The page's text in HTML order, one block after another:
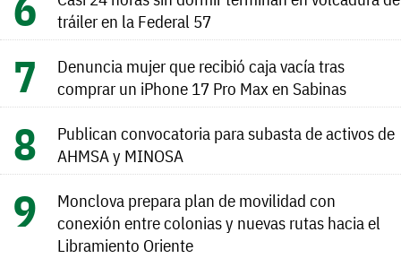
tráiler en la Federal 57
Denuncia mujer que recibió caja vacía tras
comprar un iPhone 17 Pro Max en Sabinas
Publican convocatoria para subasta de activos de
AHMSA y MINOSA
Monclova prepara plan de movilidad con
conexión entre colonias y nuevas rutas hacia el
Libramiento Oriente